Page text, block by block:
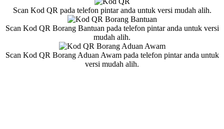
Scan Kod QR pada telefon pintar anda untuk versi mudah alih.
Scan Kod QR Borang Bantuan pada telefon pintar anda untuk versi
mudah alih.
Scan Kod QR Borang Aduan Awam pada telefon pintar anda untuk
versi mudah alih.